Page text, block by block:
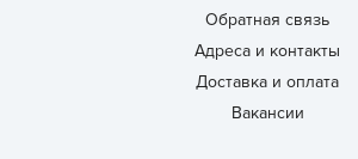
Обратная связь
Адреса и контакты
Доставка и оплата
Вакансии